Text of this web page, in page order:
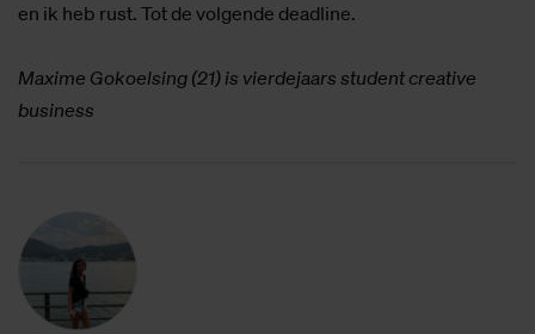
en ik heb rust. Tot de volgende deadline.
Maxime Gokoelsing (21) is vierdejaars student creative
business